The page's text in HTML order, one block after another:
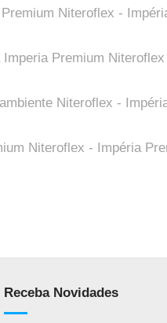
Receba Novidades